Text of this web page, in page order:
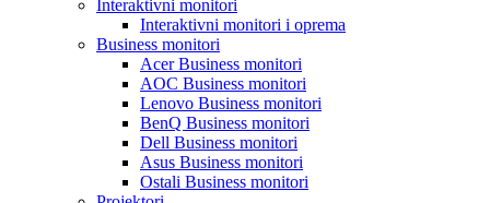
Interaktivni monitori
Interaktivni monitori i oprema
Business monitori
Acer Business monitori
AOC Business monitori
Lenovo Business monitori
BenQ Business monitori
Dell Business monitori
Asus Business monitori
Ostali Business monitori